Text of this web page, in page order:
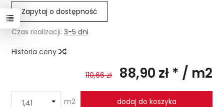
Zapytaj o dostępność
Czas realizacji: 3-5 dni
Historia ceny
110,66 zł 88,90 zł * / m2
m2 dodaj do koszyka